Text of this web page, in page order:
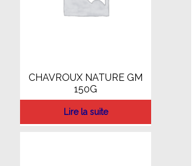
CHAVROUX NATURE GM
150G
Lire la suite